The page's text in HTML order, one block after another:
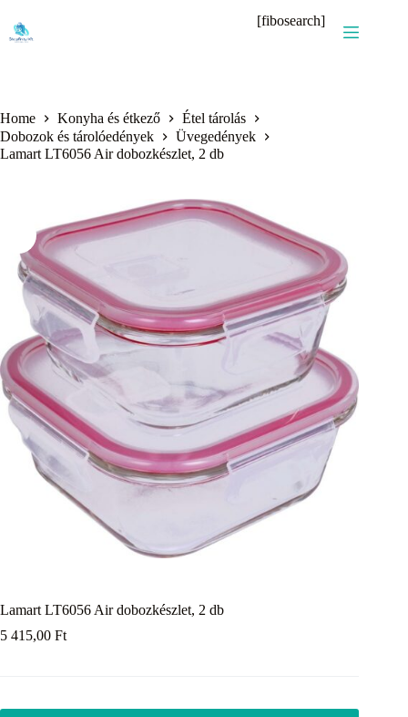
content
[fibosearch]
Home Konyha és étkező
Étel tárolás
Dobozok és tárolóedények
Üvegedények
Lamart LT6056 Air dobozkészlet, 2 db
Lamart LT6056 Air dobozkészlet, 2 db
5 415,00 Ft